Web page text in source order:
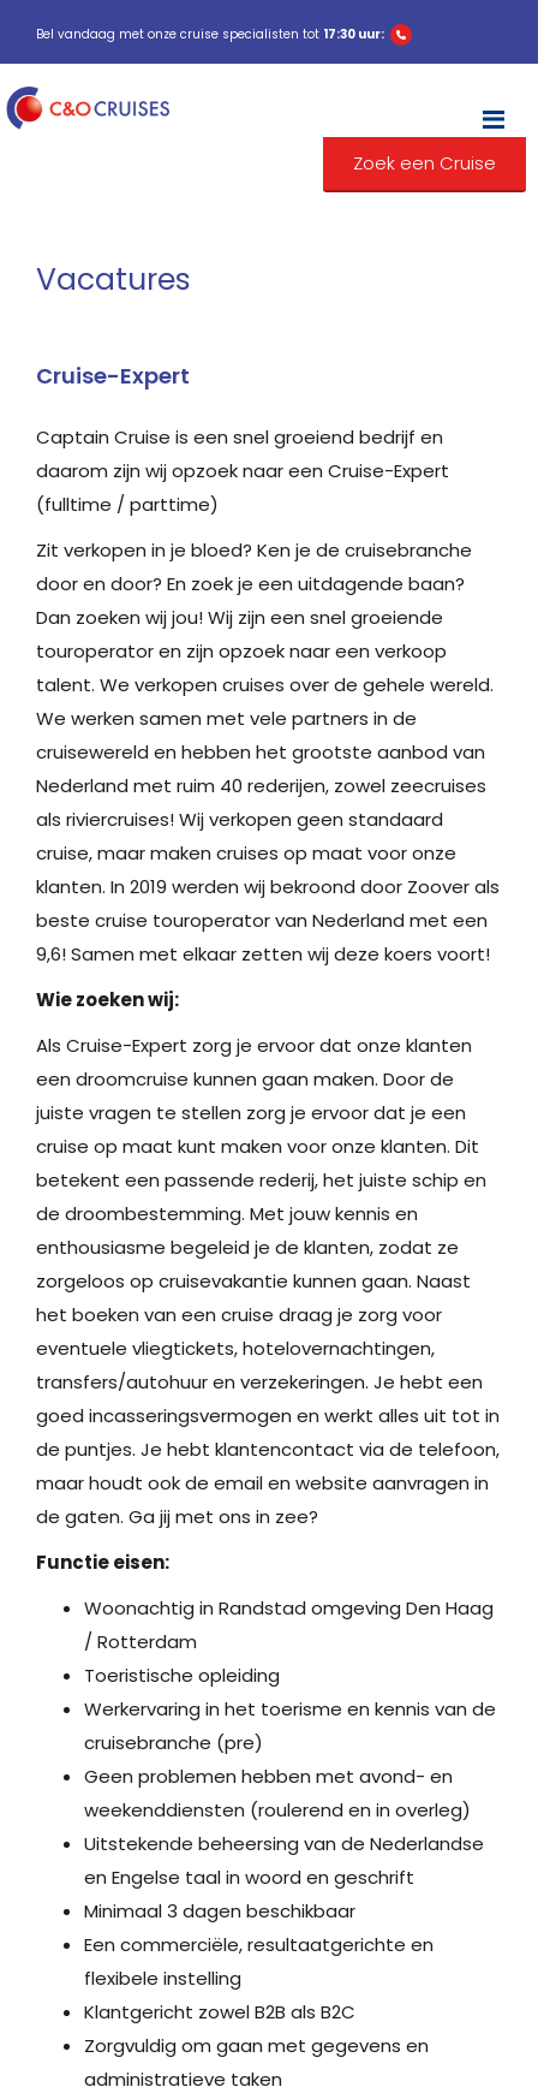
Bel vandaag met onze cruise specialisten tot 17:30 uur:
Zoek een Cruise
Vacatures
Cruise-Expert
Captain Cruise is een snel groeiend bedrijf en
daarom zijn wij opzoek naar een Cruise-Expert
(fulltime / parttime)
Zit verkopen in je bloed? Ken je de cruisebranche
door en door? En zoek je een uitdagende baan?
Dan zoeken wij jou! Wij zijn een snel groeiende
touroperator en zijn opzoek naar een verkoop
talent. We verkopen cruises over de gehele wereld.
We werken samen met vele partners in de
cruisewereld en hebben het grootste aanbod van
Nederland met ruim 40 rederijen, zowel zeecruises
als riviercruises! Wij verkopen geen standaard
cruise, maar maken cruises op maat voor onze
klanten. In 2019 werden wij bekroond door Zoover als
beste cruise touroperator van Nederland met een
9,6! Samen met elkaar zetten wij deze koers voort!
Wie zoeken wij:
Als Cruise-Expert zorg je ervoor dat onze klanten
een droomcruise kunnen gaan maken. Door de
juiste vragen te stellen zorg je ervoor dat je een
cruise op maat kunt maken voor onze klanten. Dit
betekent een passende rederij, het juiste schip en
de droombestemming. Met jouw kennis en
enthousiasme begeleid je de klanten, zodat ze
zorgeloos op cruisevakantie kunnen gaan. Naast
het boeken van een cruise draag je zorg voor
eventuele vliegtickets, hotelovernachtingen,
transfers/autohuur en verzekeringen. Je hebt een
goed incasseringsvermogen en werkt alles uit tot in
de puntjes. Je hebt klantencontact via de telefoon,
maar houdt ook de email en website aanvragen in
de gaten. Ga jij met ons in zee?
Functie eisen:
Woonachtig in Randstad omgeving Den Haag
/ Rotterdam
Toeristische opleiding
Werkervaring in het toerisme en kennis van de
cruisebranche (pre)
Geen problemen hebben met avond- en
weekenddiensten (roulerend en in overleg)
Uitstekende beheersing van de Nederlandse
en Engelse taal in woord en geschrift
Minimaal 3 dagen beschikbaar
Een commerciële, resultaatgerichte en
flexibele instelling
Klantgericht zowel B2B als B2C
Zorgvuldig om gaan met gegevens en
administratieve taken